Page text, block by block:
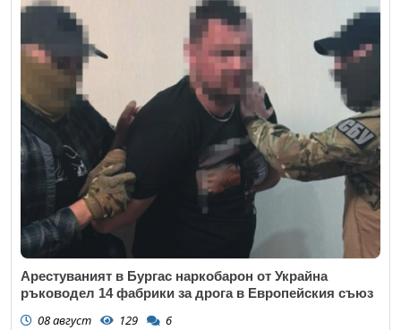
Арестуваният в Бургас наркобарон от Украйна
ръководел 14 фабрики за дрога в Европейския съюз
08 август 129 6